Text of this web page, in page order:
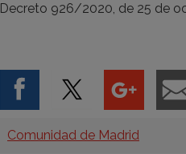
Decreto 926/2020, de 25 de
Categorías
Comunidad de Madrid